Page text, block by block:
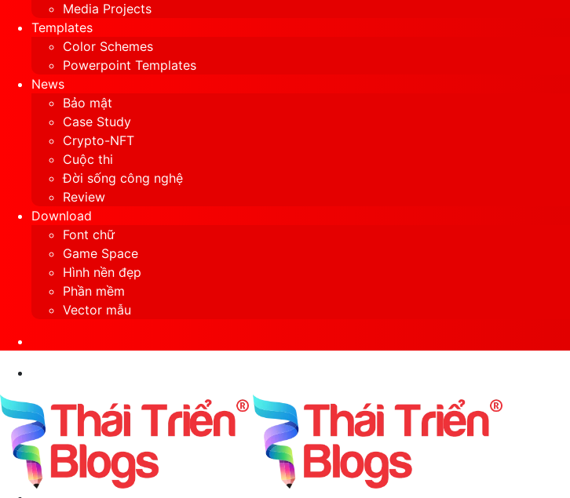
Media Projects
Templates
Color Schemes
Powerpoint Templates
News
Bảo mật
Case Study
Crypto-NFT
Cuộc thi
Đời sống công nghệ
Review
Download
Font chữ
Game Space
Hình nền đẹp
Phần mềm
Vector mẫu